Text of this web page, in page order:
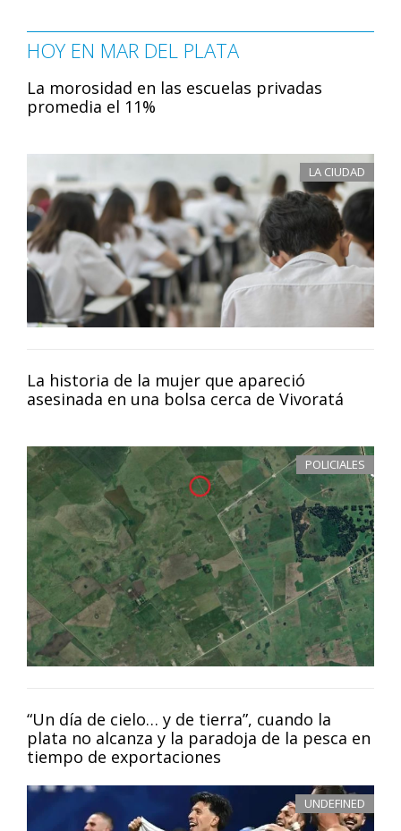
HOY EN MAR DEL PLATA
La morosidad en las escuelas privadas
promedia el 11%
LA CIUDAD
La historia de la mujer que apareció
asesinada en una bolsa cerca de Vivoratá
POLICIALES
“Un día de cielo… y de tierra”, cuando la
plata no alcanza y la paradoja de la pesca en
tiempo de exportaciones
UNDEFINED